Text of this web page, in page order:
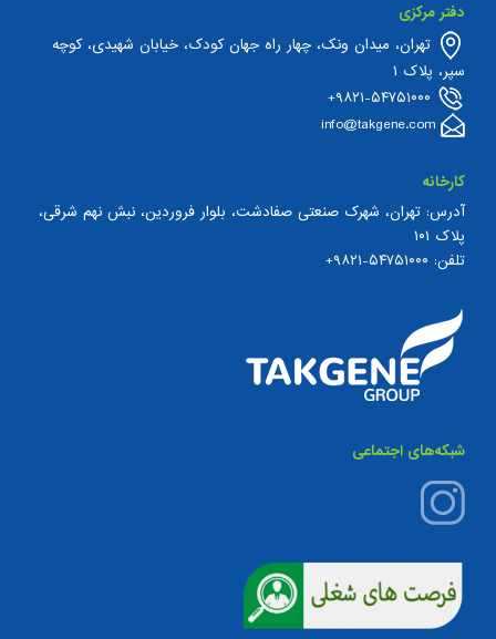
دفتر مرکزی
تهران، میدان ونک، چهار راه جهان کودک، خیابان شهیدی، کوچه
سپر، پلاک ۱
۹۸۲۱-۵۴۷۵۱۰۰۰+
info@takgene.com
کارخانه
آدرس: تهران، شهرک صنعتی صفادشت، بلوار فروردین، نبش نهم شرقی،
پلاک ۱۰۱
تلفن: ۵۴۷۵۱۰۰۰-۹۸۲۱+
شبکه‌های اجتماعی